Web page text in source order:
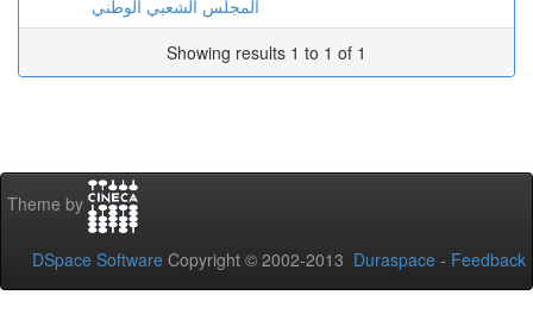
المجلس الشعبي الوطني
Showing results 1 to 1 of 1
Theme by
DSpace Software Copyright © 2002-2013 Duraspace - Feedback